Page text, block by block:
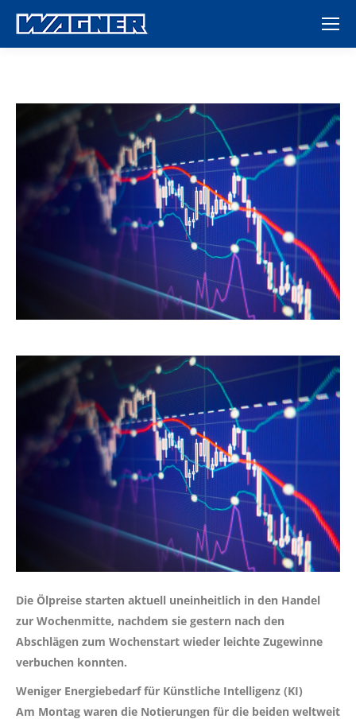
Die Ölpreise starten aktuell uneinheitlich in den Handel
zur Wochenmitte, nachdem sie gestern nach den
Abschlägen zum Wochenstart wieder leichte Zugewinne
verbuchen konnten.
Weniger Energiebedarf für Künstliche Intelligenz (KI)
Am Montag waren die Notierungen für die beiden weltweit